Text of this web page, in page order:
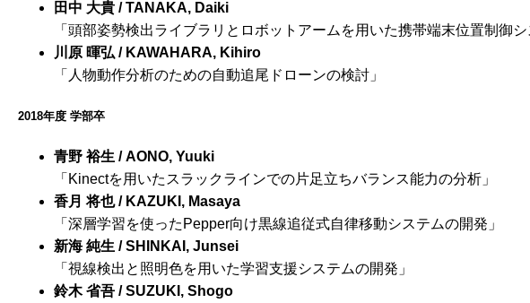
田中 大貴 / TANAKA, Daiki
「頭部姿勢検出ライブラリとロボットアームを用いた携帯端末位置制御シ
川原 暉弘 / KAWAHARA, Kihiro
「人物動作分析のための自動追尾ドローンの検討」
2018年度 学部卒
青野 裕生 / AONO, Yuuki
「Kinectを用いたスラックラインでの片足立ちバランス能力の分析」
香月 将也 / KAZUKI, Masaya
「深層学習を使ったPepper向け黒線追従式自律移動システムの開発」
新海 純生 / SHINKAI, Junsei
「視線検出と照明色を用いた学習支援システムの開発」
鈴木 省吾 / SUZUKI, Shogo